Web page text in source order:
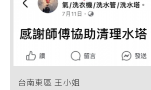
台南東區 王小姐